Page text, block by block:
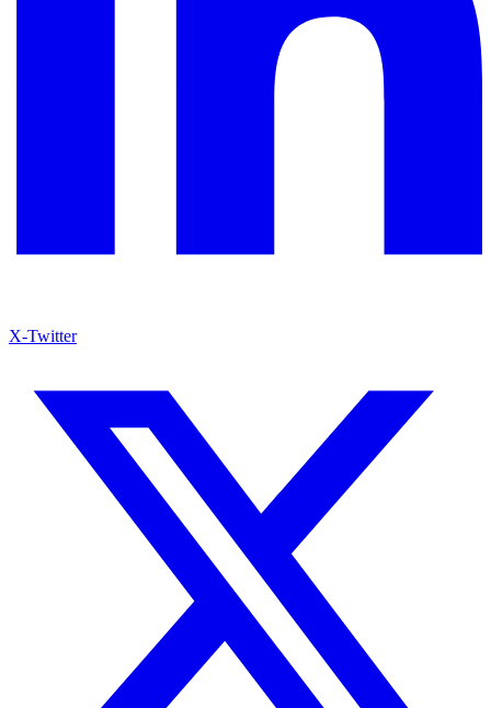
X-Twitter